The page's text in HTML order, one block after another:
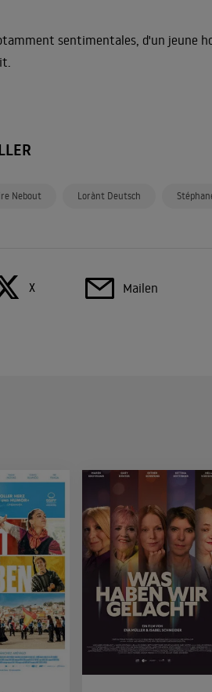
sentimentales, d'un jeune
Nebout Lorànt Deutsch
X Mailen